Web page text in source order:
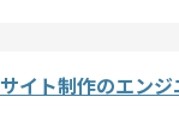
イト制作のエン